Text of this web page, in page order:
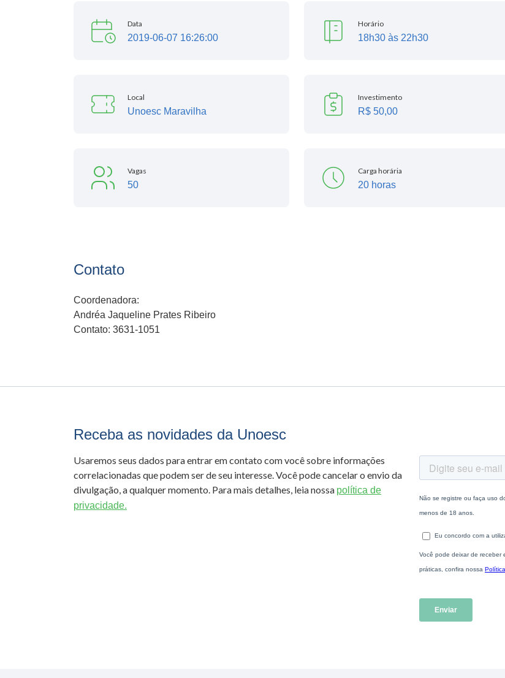
Data
2019-06-07 16:26:00
Horário
18h30 às 22h30
Local
Unoesc Maravilha
Investimento
R$ 50,00
Vagas
50
Carga horária
20 horas
Contato
Coordenadora:
Andréa Jaqueline Prates Ribeiro
Contato: 3631-1051
Receba as novidades da Unoesc
Usaremos seus dados para entrar em contato com você sobre informações
correlacionadas que podem ser de seu interesse. Você pode cancelar o envio da
divulgação, a qualquer momento. Para mais detalhes, leia nossa política de
privacidade.